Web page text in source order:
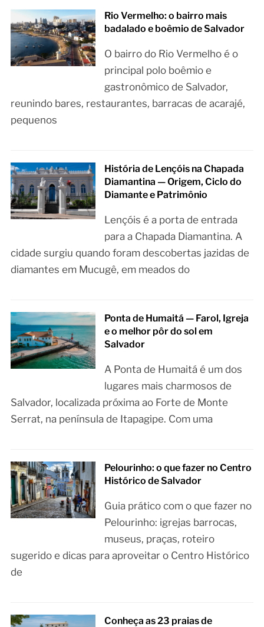
Rio Vermelho: o bairro mais
badalado e boêmio de Salvador
O bairro do Rio Vermelho é o
principal polo boêmio e
gastronômico de Salvador,
reunindo bares, restaurantes, barracas de acarajé,
pequenos
História de Lençóis na Chapada
Diamantina — Origem, Ciclo do
Diamante e Patrimônio
Lençóis é a porta de entrada
para a Chapada Diamantina. A
cidade surgiu quando foram descobertas jazidas de
diamantes em Mucugê, em meados do
Ponta de Humaitá — Farol, Igreja
e o melhor pôr do sol em
Salvador
A Ponta de Humaitá é um dos
lugares mais charmosos de
Salvador, localizada próxima ao Forte de Monte
Serrat, na península de Itapagipe. Com uma
Pelourinho: o que fazer no Centro
Histórico de Salvador
Guia prático com o que fazer no
Pelourinho: igrejas barrocas,
museus, praças, roteiro
sugerido e dicas para aproveitar o Centro Histórico
de
Conheça as 23 praias de